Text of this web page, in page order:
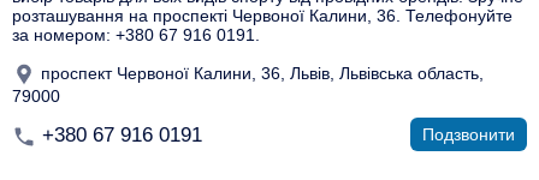
розташування на проспекті Червоної Калини, 36. Телефонуйте
за номером: +380 67 916 0191.
проспект Червоної Калини, 36, Львів, Львівська область,
79000
+380 67 916 0191 Подзвонити